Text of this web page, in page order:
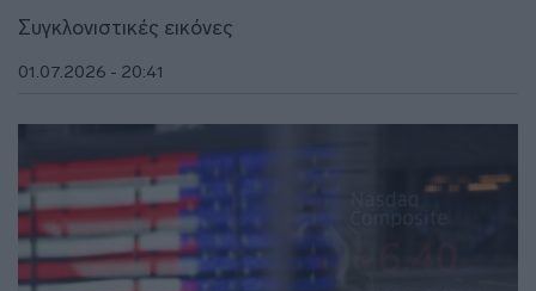
Συγκλονιστικές εικόνες
01.07.2026 - 20:41